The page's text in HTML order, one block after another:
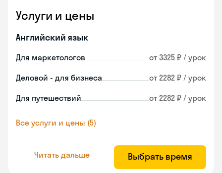
Услуги и цены
Английский язык
Для маркетологов от 3325 ₽ / урок
Деловой - для бизнеса от 2282 ₽ / урок
Для путешествий от 2282 ₽ / урок
Все услуги и цены (5)
Читать дальше Выбрать время